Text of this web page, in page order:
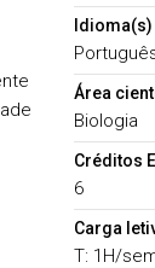
Área
Biologia
Créditos
6
Carga
T: 1H/